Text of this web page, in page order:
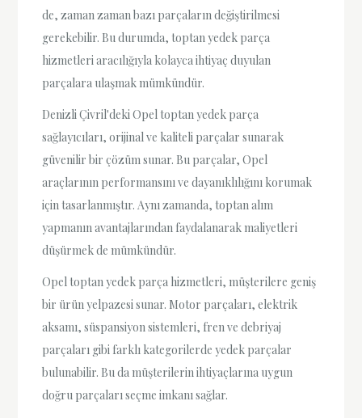
de, zaman zaman bazı parçaların değiştirilmesi
gerekebilir. Bu durumda, toptan yedek parça
hizmetleri aracılığıyla kolayca ihtiyaç duyulan
parçalara ulaşmak mümkündür.
Denizli Çivril'deki Opel toptan yedek parça
sağlayıcıları, orijinal ve kaliteli parçalar sunarak
güvenilir bir çözüm sunar. Bu parçalar, Opel
araçlarının performansını ve dayanıklılığını korumak
için tasarlanmıştır. Aynı zamanda, toptan alım
yapmanın avantajlarından faydalanarak maliyetleri
düşürmek de mümkündür.
Opel toptan yedek parça hizmetleri, müşterilere geniş
bir ürün yelpazesi sunar. Motor parçaları, elektrik
aksamı, süspansiyon sistemleri, fren ve debriyaj
parçaları gibi farklı kategorilerde yedek parçalar
bulunabilir. Bu da müşterilerin ihtiyaçlarına uygun
doğru parçaları seçme imkanı sağlar.